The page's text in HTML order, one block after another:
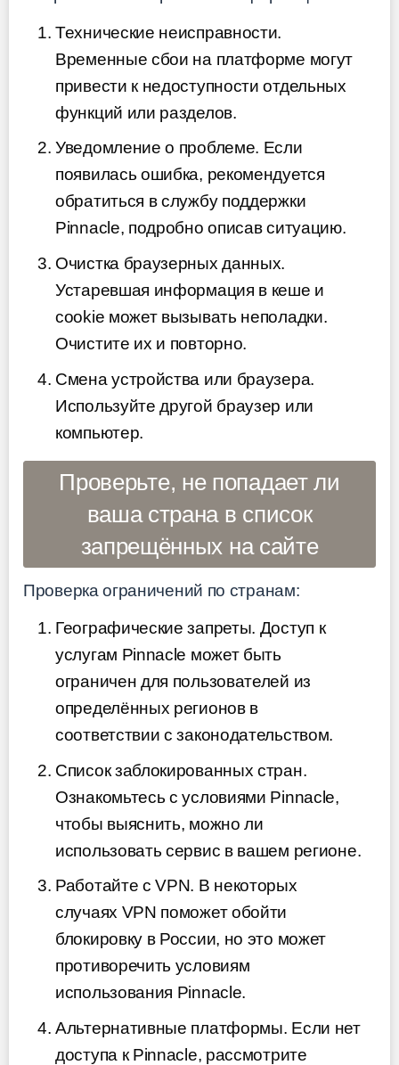
Технические неисправности.
Временные сбои на платформе могут
привести к недоступности отдельных
функций или разделов.
Уведомление о проблеме. Если
появилась ошибка, рекомендуется
обратиться в службу поддержки
Pinnacle, подробно описав ситуацию.
Очистка браузерных данных.
Устаревшая информация в кеше и
cookie может вызывать неполадки.
Очистите их и повторно.
Смена устройства или браузера.
Используйте другой браузер или
компьютер.
Проверьте, не попадает ли
ваша страна в список
запрещённых на сайте
Проверка ограничений по странам:
Географические запреты. Доступ к
услугам Pinnacle может быть
ограничен для пользователей из
определённых регионов в
соответствии с законодательством.
Список заблокированных стран.
Ознакомьтесь с условиями Pinnacle,
чтобы выяснить, можно ли
использовать сервис в вашем регионе.
Работайте с VPN. В некоторых
случаях VPN поможет обойти
блокировку в России, но это может
противоречить условиям
использования Pinnacle.
Альтернативные платформы. Если нет
доступа к Pinnacle, рассмотрите